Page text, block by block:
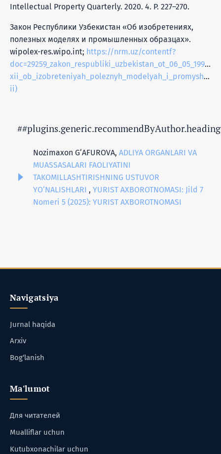
Intellectual Property Quarterly. 2020. 4. P. 227–270.
Закон Республики Узбекистан «Об изобретениях,
полезных моделях и промышленных образцах».
wipolex-res.wipo.int; https://nrm.uz/contentf?
ii)
Nozimaxon G‘AFUROVA, ADLIYA ORGANLARI VA
MUASSASALARI FAOLIYATINI
TAKOMILLASHTIRISHNING USTUVOR
YO‘NALISHLARI , YURIST AXBOROTNOMASI: Jild 7
Nomeri 5 (2025): YURIST AXBOROTNOMASI
Navigatsiya
Jurnal haqida
Arxiv
Bog‘lanish
Ma'lumot
Для читателей
Mualliflar uchun
Kutubxonachilar uchun